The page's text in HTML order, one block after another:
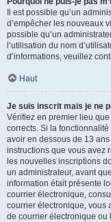
Il est possible qu’un
d’empêcher les nouveaux
possible qu’un
l’utilisation du nom
d’informations, veuillez
Haut
Je suis inscrit mais je ne
Vérifiez en premier lieu
corrects. Si la
avoir en dessous de 13
instructions que vous avez
les nouvelles inscriptions
un administrateur, avant
information était présente
courrier électronique,
courrier électronique, vous
de courrier électronique ou